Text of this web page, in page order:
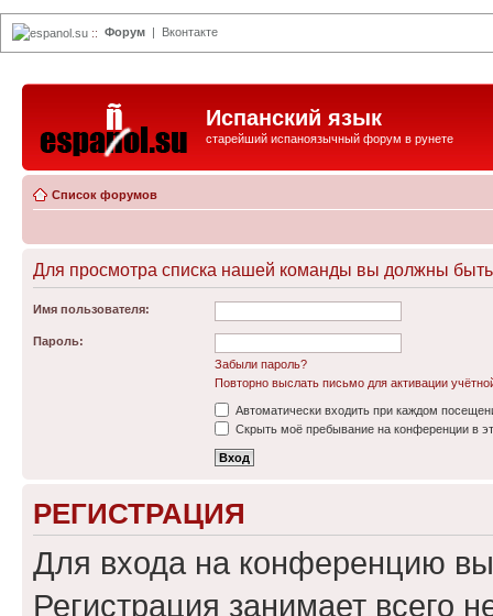
espanol.su :: Форум | Вконтакте
Испанский язык
старейший испаноязычный форум в рунете
Список форумов
Для просмотра списка нашей команды вы должны
Имя пользователя:
Пароль:
Забыли пароль?
Повторно выслать письмо для активации
Автоматически входить при каждом
Скрыть моё пребывание на конференции в
РЕГИСТРАЦИЯ
Для входа на конференцию
Регистрация занимает всего